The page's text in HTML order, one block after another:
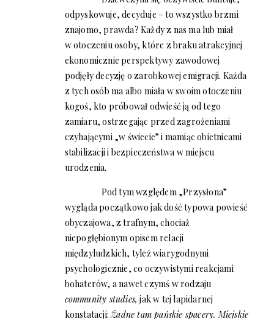
odpyskowuje, decyduje – to wszystko brzmi
znajomo, prawda? Każdy z nas ma lub miał
w otoczeniu osoby, które z braku atrakcyjnej
ekonomicznie perspektywy zawodowej
podjęły decyzję o zarobkowej emigracji. Każda
z tych osób ma albo miała w swoim otoczeniu
kogoś, kto próbował odwieść ją od tego
zamiaru, ostrzegając przed zagrożeniami
czyhającymi „w świecie” i mamiąc obietnicami
stabilizacji i bezpieczeństwa w miejscu
urodzenia.
Pod tym względem „Przysłona”
wygląda początkowo jak dość typowa powieść
obyczajowa, z trafnym, chociaż
niepogłębionym opisem relacji
międzyludzkich, tyleż wiarygodnymi
psychologicznie, co oczywistymi reakcjami
bohaterów, a nawet czymś w rodzaju
community studies, jak w tej lapidarnej
konstatacji: Żadne tam pańskie spacery. Miejskie